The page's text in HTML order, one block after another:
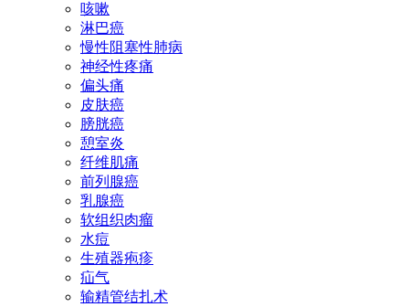
咳嗽
淋巴癌
慢性阻塞性肺病
神经性疼痛
偏头痛
皮肤癌
膀胱癌
憩室炎
纤维肌痛
前列腺癌
乳腺癌
软组织肉瘤
水痘
生殖器疱疹
疝气
输精管结扎术